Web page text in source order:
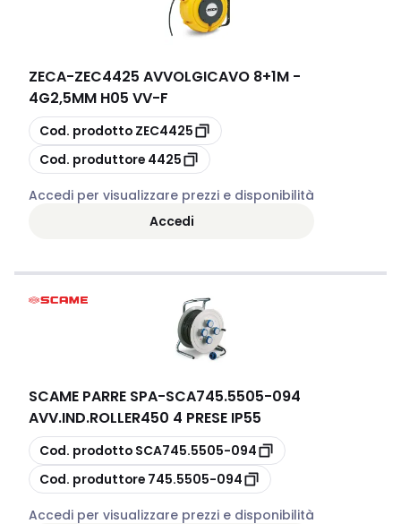
ZECA-ZEC4425 AVVOLGICAVO 8+1M -
4G2,5MM H05 VV-F
copia
Cod. prodotto ZEC4425
copia
Cod. produttore 4425
Accedi per visualizzare prezzi e disponibilità
Accedi
SCAME PARRE SPA-SCA745.5505-094
AVV.IND.ROLLER450 4 PRESE IP55
copia
Cod. prodotto SCA745.5505-094
copia
Cod. produttore 745.5505-094
Accedi per visualizzare prezzi e disponibilità